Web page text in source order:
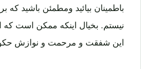
باطمینان بیائید ومطمئن باشید
نیستم. بخیال اینکه ممکن است که
این شفقت و مرحمت و نوازش